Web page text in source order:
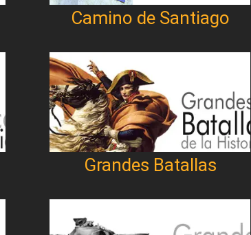
Camino de Santiago
Grandes Batallas